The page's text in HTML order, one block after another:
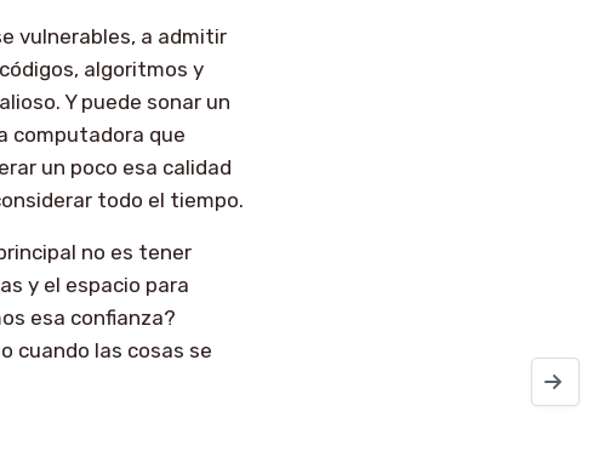
vulnerables, a admitir
algoritmos y
Y puede sonar un
computadora que
un poco esa calidad
todo el tiempo.
no es tener
y el espacio para
esa confianza?
cuando las cosas se